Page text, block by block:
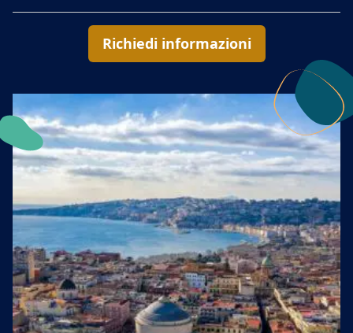
Richiedi informazioni